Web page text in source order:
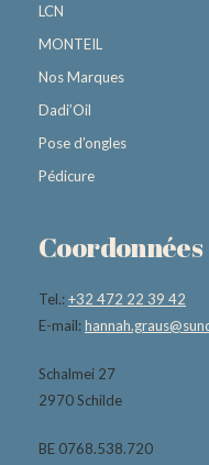
LCN
MONTEIL
Nos Marques
Dadi’Oil
Pose d’ongles
Pédicure
Tel.:+32 472 22 39 42
E-mail:
Schalmei 27
2970 Schilde
BE 0768.538.720